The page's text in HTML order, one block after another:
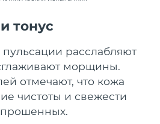
тонус
пульсации расслабляют
морщины.
отмечают, что кожа
чистоты и свежести
Ожидаемая дата доставки
Ожидаемая дата доставки
Ожидаемая дата доставки